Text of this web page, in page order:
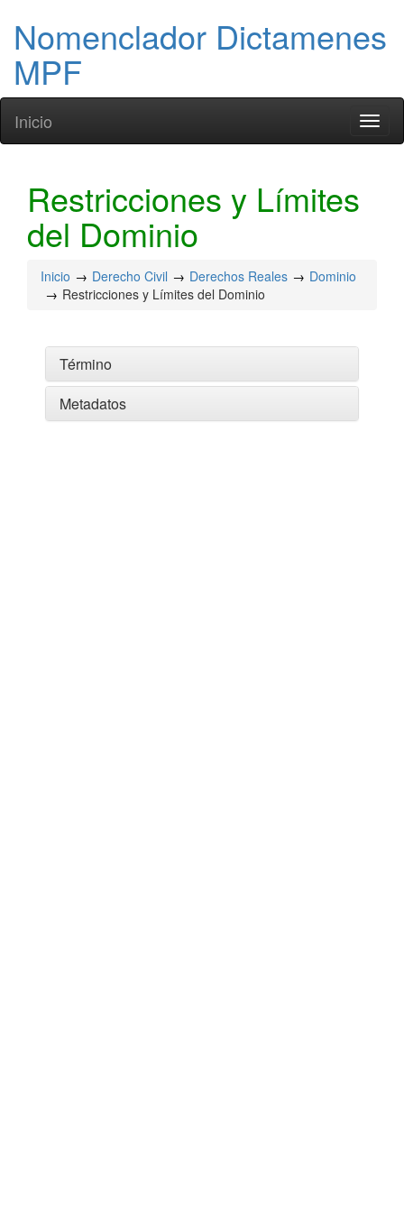
Nomenclador Dictamenes
MPF
Inicio
Restricciones y Límites
del Dominio
Inicio Derecho Civil Derechos Reales
Dominio
Restricciones y Límites del Dominio
Término
Metadatos